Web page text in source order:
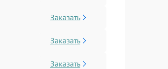
Заказать
Заказать
Заказать